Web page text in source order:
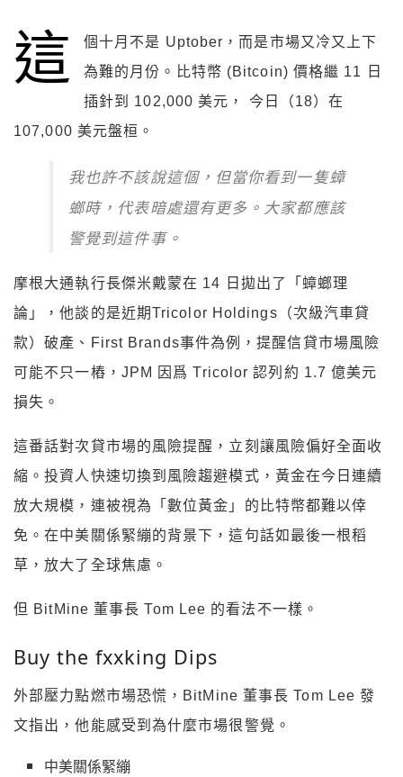
這
個十月不是 Uptober，而是市場又冷又上下
為難的月份。比特幣 (Bitcoin) 價格繼 11 日
插針到 102,000 美元， 今日（18）在
107,000 美元盤桓。
我也許不該說這個，但當你看到一隻蟑
螂時，代表暗處還有更多。大家都應該
警覺到這件事。
摩根大通執行長傑米戴蒙在 14 日拋出了「蟑螂理
論」，他談的是近期Tricolor Holdings（次級汽車貸
款）破產、First Brands事件為例，提醒信貸市場風險
可能不只一樁，JPM 因爲 Tricolor 認列約 1.7 億美元
損失。
這番話對次貸市場的風險提醒，立刻讓風險偏好全面收
縮。投資人快速切換到風險趨避模式，黃金在今日連續
放大規模，連被視為「數位黃金」的比特幣都難以倖
免。在中美關係緊繃的背景下，這句話如最後一根稻
草，放大了全球焦慮。
但 BitMine 董事長 Tom Lee 的看法不一樣。
Buy the fxxking Dips
外部壓力點燃市場恐慌，BitMine 董事長 Tom Lee 發
文指出，他能感受到為什麼市場很警覺。
中美關係緊繃